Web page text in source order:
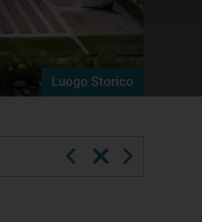
Luogo Storico